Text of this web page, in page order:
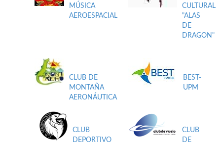
MÚSICA
AEROESPACIAL
CULTURAL
"ALAS
DE
DRAGON"
CLUB DE
MONTAÑA
AERONÁUTICA
BEST-
UPM
CLUB
DEPORTIVO
CLUB
DE